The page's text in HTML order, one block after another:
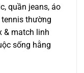
quần jeans, áo
thường
& match linh
sống hằng